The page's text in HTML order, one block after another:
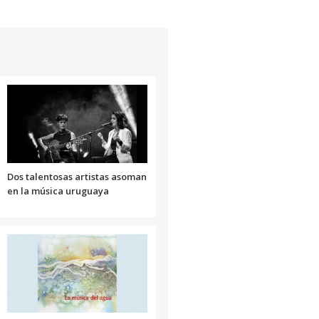
aumentar
o
disminuir
el
volumen.
Dos talentosas artistas asoman
en la música uruguaya